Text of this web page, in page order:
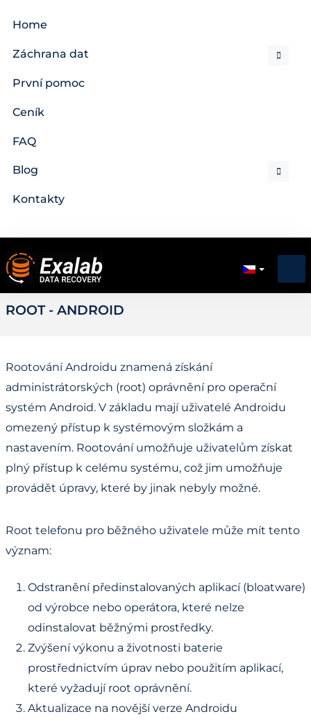
Home
Záchrana dat
První pomoc
Ceník
FAQ
Blog
Kontakty
ROOT - ANDROID
Rootování Androidu znamená získání
administrátorských (root) oprávnění pro operační
systém Android. V základu mají uživatelé Androidu
omezený přístup k systémovým složkám a
nastavením. Rootování umožňuje uživatelům získat
plný přístup k celému systému, což jim umožňuje
provádět úpravy, které by jinak nebyly možné.
Root telefonu pro běžného uživatele může mít tento
význam:
Odstranění předinstalovaných aplikací (bloatware)
od výrobce nebo operátora, které nelze
odinstalovat běžnými prostředky.
Zvýšení výkonu a životnosti baterie
prostřednictvím úprav nebo použitím aplikací,
které vyžadují root oprávnění.
Aktualizace na novější verze Androidu